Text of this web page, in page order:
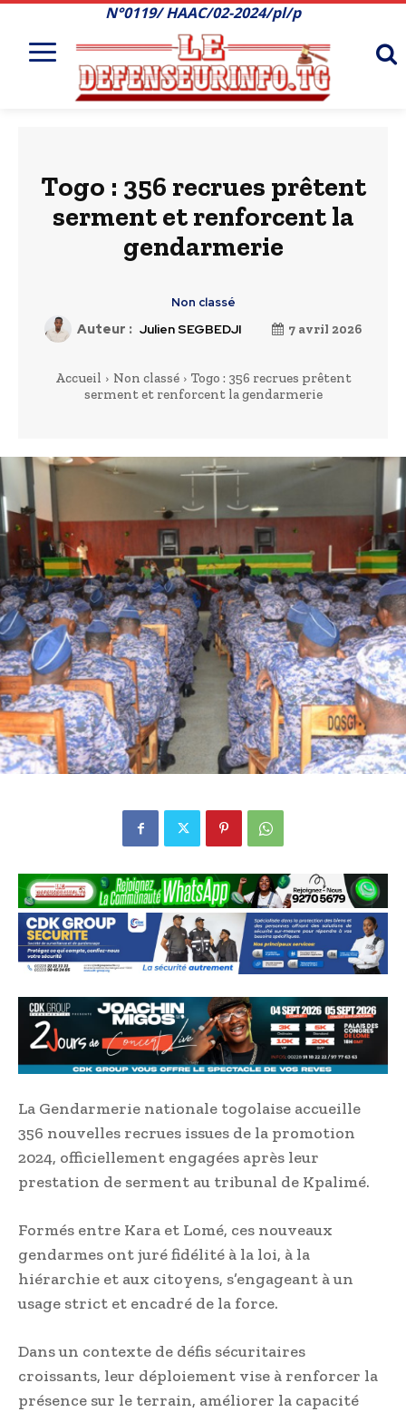
N°0119/ HAAC/02-2024/pl/p
Togo : 356 recrues prêtent
serment et renforcent la
gendarmerie
Non classé
Auteur : Julien SEGBEDJI 7 avril 2026
Accueil Non classé
Togo : 356 recrues prêtent
serment et renforcent la gendarmerie
La Gendarmerie nationale togolaise accueille
356 nouvelles recrues issues de la promotion
2024, officiellement engagées après leur
prestation de serment au tribunal de Kpalimé.
Formés entre Kara et Lomé, ces nouveaux
gendarmes ont juré fidélité à la loi, à la
hiérarchie et aux citoyens, s’engageant à un
usage strict et encadré de la force.
Dans un contexte de défis sécuritaires
croissants, leur déploiement vise à renforcer la
présence sur le terrain, améliorer la capacité